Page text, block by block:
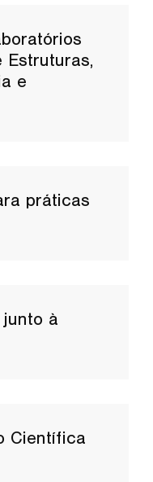
Estruturas,
e
práticas
à
Científica